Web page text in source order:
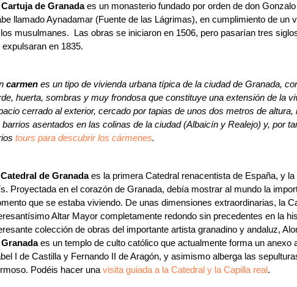
Cartuja de Granadaes un monasterio fundado por orden de don
llamado Aynadamar (Fuente de las Lágrimas), en cumplimiento de
musulmanes. Las obras se iniciaron en 1506, pero pasarían tres
expulsaran en 1835.
carmen es un tipo de vivienda urbana típica de la ciudad de Granada,
huerta, sombras y muy frondosa que constituye una extensión de la
cerrado al exterior, cercado por tapias de unos dos metros de
barrios asentados en las colinas de la ciudad (Albaicín y Realejo) y, por
tours para descubrir los cármenes.
Catedral de Granadaes la primera Catedral renacentista de España, y
Proyectada en el corazón de Granada, debía mostrar al mundo la
que se estaba viviendo. De unas dimensiones extraordinarias, la
Altar Mayor completamente redondo sin precedentes en la
colección de obras del importante artista granadino y andaluz,
es un templo de culto católico que actualmente forma un
I de Castilla y Fernando II de Aragón, y asimismo alberga las
Podéis hacer una visita guiada a la Catedral y la Capilla real.